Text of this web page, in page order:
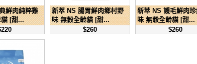
鮮肉純粹雞
[甜...
新萃 NS 腸胃鮮肉鄉村野
味 無穀全齡貓 [甜...
$260
新萃 NS 護毛鮮肉
味 無穀全齡貓 [甜...
$260